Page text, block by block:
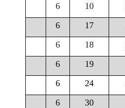
6
10
6
17
6
18
6
19
6
24
6
30